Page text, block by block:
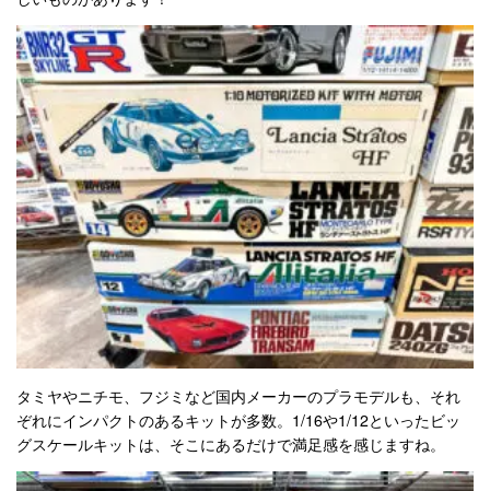
タミヤやニチモ、フジミなど国内メーカーのプラモデルも、それ
ぞれにインパクトのあるキットが多数。1/16や1/12といったビッ
グスケールキットは、そこにあるだけで満足感を感じますね。